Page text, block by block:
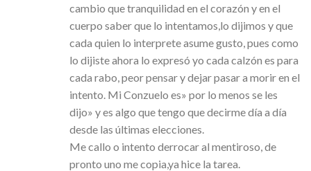
cambio que tranquilidad en el corazón y en el
cuerpo saber que lo intentamos,lo dijimos y que
cada quien lo interprete asume gusto, pues como
lo dijiste ahora lo expresó yo cada calzón es para
cada rabo, peor pensar y dejar pasar a morir en el
intento. Mi Conzuelo es» por lo menos se les
dijo» y es algo que tengo que decirme día a día
desde las últimas elecciones.
Me callo o intento derrocar al mentiroso, de
pronto uno me copia,ya hice la tarea.